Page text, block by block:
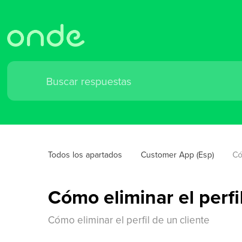
Todos los apartados Customer App (Esp)
Cómo eliminar el
Cómo eliminar el perfil de un cliente